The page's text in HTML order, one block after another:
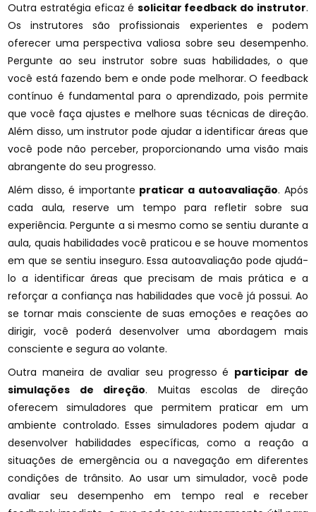
Outra estratégia eficaz é solicitar feedback do instrutor.
Os instrutores são profissionais experientes e podem
oferecer uma perspectiva valiosa sobre seu desempenho.
Pergunte ao seu instrutor sobre suas habilidades, o que
você está fazendo bem e onde pode melhorar. O feedback
contínuo é fundamental para o aprendizado, pois permite
que você faça ajustes e melhore suas técnicas de direção.
Além disso, um instrutor pode ajudar a identificar áreas que
você pode não perceber, proporcionando uma visão mais
abrangente do seu progresso.
Além disso, é importante praticar a autoavaliação. Após
cada aula, reserve um tempo para refletir sobre sua
experiência. Pergunte a si mesmo como se sentiu durante a
aula, quais habilidades você praticou e se houve momentos
em que se sentiu inseguro. Essa autoavaliação pode ajudá-
lo a identificar áreas que precisam de mais prática e a
reforçar a confiança nas habilidades que você já possui. Ao
se tornar mais consciente de suas emoções e reações ao
dirigir, você poderá desenvolver uma abordagem mais
consciente e segura ao volante.
Outra maneira de avaliar seu progresso é participar de
simulações de direção. Muitas escolas de direção
oferecem simuladores que permitem praticar em um
ambiente controlado. Esses simuladores podem ajudar a
desenvolver habilidades específicas, como a reação a
situações de emergência ou a navegação em diferentes
condições de trânsito. Ao usar um simulador, você pode
avaliar seu desempenho em tempo real e receber